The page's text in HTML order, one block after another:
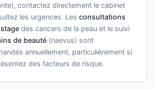
contactez directement le cabinet
les urgences. Lesconsultations
des cancers de la peau et le suivi
de beauté (naevus) sont
annuellement, particulièrement si
des facteurs de risque.